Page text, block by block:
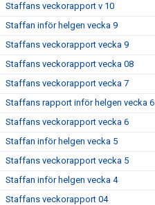
Staffans veckorapport v 10
Staffan inför helgen vecka 9
Staffans veckorapport vecka 9
Staffans veckorapport vecka 08
Staffans veckorapport vecka 7
Staffans rapport inför helgen vecka 6
Staffans veckorapport vecka 6
Staffan inför helgen vecka 5
Staffans veckorapport vecka 5
Staffan inför helgen vecka 4
Staffans veckorapport 04